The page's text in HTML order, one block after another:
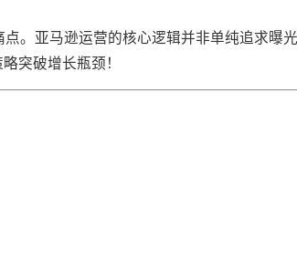
。亚马逊运营的核心逻辑并非单纯追求曝
突破增长瓶颈！